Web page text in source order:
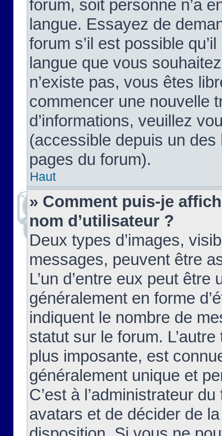
forum, soit personne n’a
langue. Essayez de
forum s’il est possible
langue que vous
n’existe pas, vous êtes
commencer une nouvelle
d’informations, veuillez
(accessible depuis un
pages du forum).
Haut
» Comment puis-je
nom d’utilisateur ?
Deux types d’images,
messages, peuvent être
L’un d’entre eux peut
généralement en forme
indiquent le nombre de
statut sur le forum.
plus imposante, est
généralement unique et
C’est à l’administrateur
avatars et de décider de